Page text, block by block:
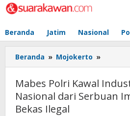
Lewati
ke
Beranda Jatim Nasional
Beranda » Mojokerto »
Polri
Kawal
Industri
Tekstil
Mabes Polri Kawal
Nasional dari Serbuan
Bekas Ilegal